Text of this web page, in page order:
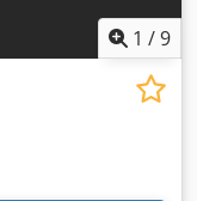
1 /9